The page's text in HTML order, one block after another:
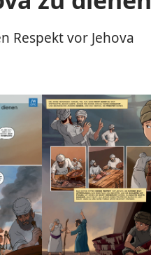
Respekt vor Jehova